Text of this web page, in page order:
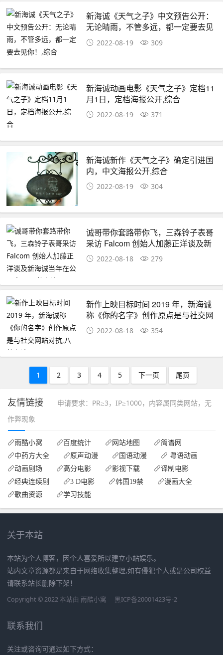
新海诚《天气之子》中文预告公开：
无论晴雨，不管多远，都一定要去见
你！,综合
2022-08-19 309
新海诚动画电影《天气之子》定档11
月1日，定档海报公开,综合
2022-08-19 371
新海诚新作《天气之子》确定引进国
内，中文海报公开,综合
2022-08-19 304
诚哥带你套路带你飞，三森铃子表哥
采访 Falcom 创始人加藤正洋谈及新
海诚当年在公司表现,八卦杂谈
2022-08-18 279
新作上映目标时间 2019 年，新海诚
称《你的名字》创作原点是与社交网
站对抗,八卦杂谈
2022-08-18 354
1 2 3 4 5 下一页 尾页
友情链接
申请要求：PR≥3，IP≥1000，内容属同类网站，无
作弊现象
雨酷小窝 百度统计 网站地图
简谱网
中药方大全
原声动漫 国语动漫
粤语动画
动画剧场
高分电影 影视下载
译制电影
经典连续剧
3 D电影 韩国19禁
漫画大全
歌曲资源
学习技能
关于本站
本站为个人博客，因个人喜爱所以建立小站娱乐。
站内文章资源都是来自于网络收集整理,如有侵犯个人或是公司权益
请联系站长删除下架！
Copyright © 2022 本站由 雨酷小窝 黑ICP备20001423号-2
联系我们
关注或咨询可通过如下方式：